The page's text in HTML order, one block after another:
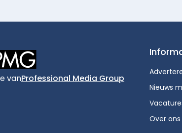
vanProfessional Media Group
Nieuws
Over ons